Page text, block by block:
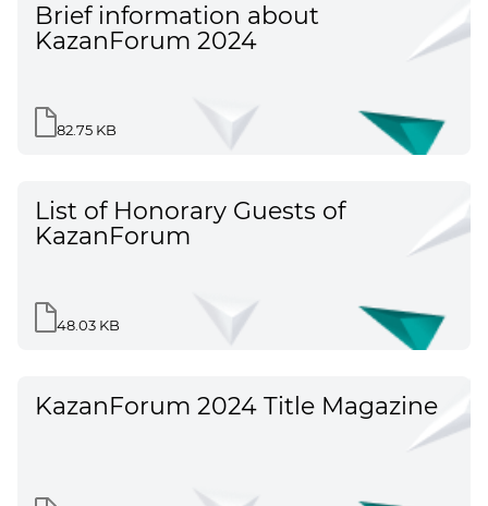
Brief information about
KazanForum 2024
82.75 KB
List of Honorary Guests of
KazanForum
48.03 KB
KazanForum 2024 Title Magazine